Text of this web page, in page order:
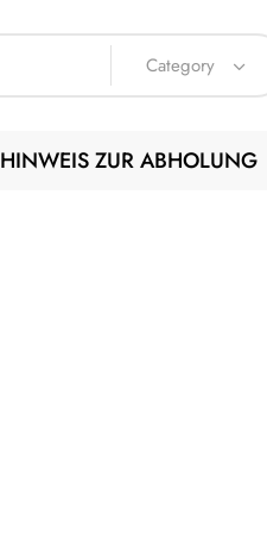
Category
HINWEIS ZUR ABHOLUNG